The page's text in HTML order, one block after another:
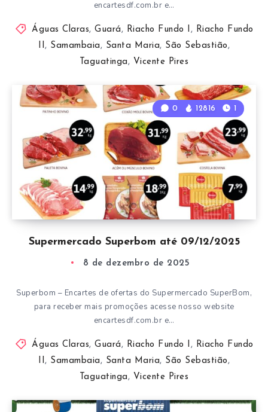
encartesdf.com.br e…
Águas Claras, Guará , Riacho Fundo I , Riacho Fundo
, Samambaia , Santa Maria, São Sebastião ,
Taguatinga , Vicente Pires
Supermercado Superbom até 09/12/2025
0 12816 1
8 de dezembro de 2025
Superbom – Encartes de ofertas do Supermercado SuperBom,
para receber mais promoções acesse nosso website
encartesdf.com.br e…
Águas Claras, Guará , Riacho Fundo I , Riacho Fundo
, Samambaia , Santa Maria, São Sebastião ,
Taguatinga , Vicente Pires